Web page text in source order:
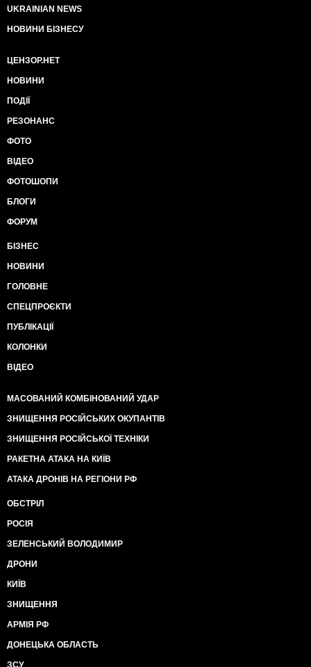
UKRAINIAN NEWS
НОВИНИ БІЗНЕСУ
ЦЕНЗОР.НЕТ
НОВИНИ
ПОДІЇ
РЕЗОНАНС
ФОТО
ВІДЕО
ФОТОШОПИ
БЛОГИ
ФОРУМ
БІЗНЕС
НОВИНИ
ГОЛОВНЕ
СПЕЦПРОЄКТИ
ПУБЛІКАЦІЇ
КОЛОНКИ
ВІДЕО
МАСОВАНИЙ КОМБІНОВАНИЙ УДАР
ЗНИЩЕННЯ РОСІЙСЬКИХ ОКУПАНТІВ
ЗНИЩЕННЯ РОСІЙСЬКОЇ ТЕХНІКИ
РАКЕТНА АТАКА НА КИЇВ
АТАКА ДРОНІВ НА РЕГІОНИ РФ
ОБСТРІЛ
РОСІЯ
ЗЕЛЕНСЬКИЙ ВОЛОДИМИР
ДРОНИ
КИЇВ
ЗНИЩЕННЯ
АРМІЯ РФ
ДОНЕЦЬКА ОБЛАСТЬ
ЗСУ